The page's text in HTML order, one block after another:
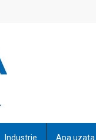
Industrie Apa uzata